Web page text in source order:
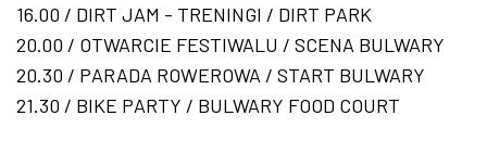
16.00 / DIRT JAM - TRENINGI / DIRT PARK
20.00 / OTWARCIE FESTIWALU / SCENA BULWARY
20.30 / PARADA ROWEROWA / START BULWARY
21.30 / BIKE PARTY / BULWARY FOOD COURT